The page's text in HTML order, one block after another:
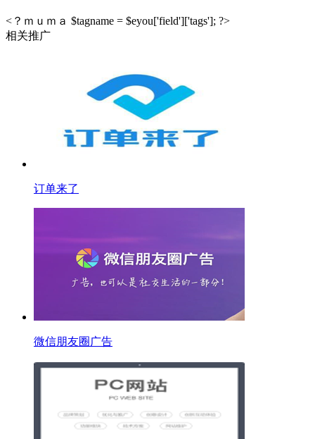
<？ｍｕｍａ $tagname = $eyou['field']['tags']; ?>
相关推广
订单来了
微信朋友圈广告